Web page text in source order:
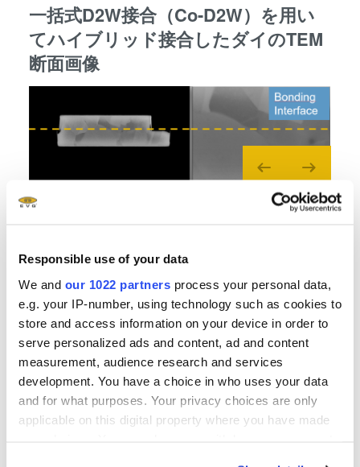
Responsible use of your data
We and our 1022 partners process your personal data,
e.g. your IP-number, using technology such as cookies to
store and access information on your device in order to
serve personalized ads and content, ad and content
measurement, audience research and services
development. You have a choice in who uses your data
and for what purposes. Your privacy choices are only
applicable on this digital property where you have made
一括式D2W接合（Co-D2W）を用い
てハイブリッド接合したダイのTEM
断面画像
Related downloads
EVG Whitepaper Die-to-Wafer Bonding Steps
into the Spotlight on a Heterogeneous
Integration Stage - 1.9 MB
Related products